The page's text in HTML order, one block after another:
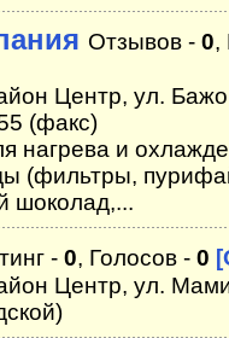
Отзывов - 0,
Центр, ул.
(факс)
нагрева и
(фильтры,
шоколад,...
- 0, Голосов - 0
Центр, ул.